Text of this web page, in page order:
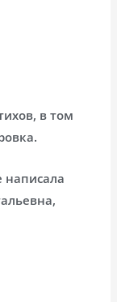
в том
написала